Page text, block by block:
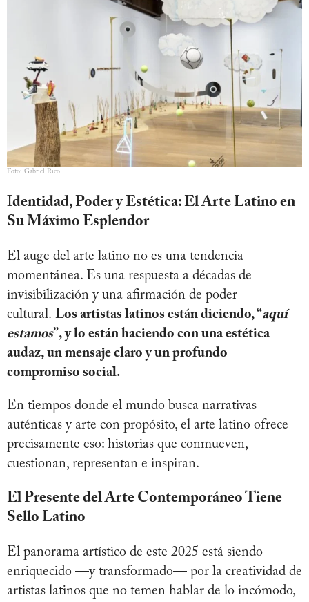
Foto: Gabriel Rico
Identidad, Poder y Estética: El Arte Latino en
Su Máximo Esplendor
El auge del arte latino no es una tendencia
momentánea. Es una respuesta a décadas de
invisibilización y una afirmación de poder
cultural. Los artistas latinos están diciendo, “aquí
estamos”, y lo están haciendo con una estética
audaz, un mensaje claro y un profundo
compromiso social.
En tiempos donde el mundo busca narrativas
auténticas y arte con propósito, el arte latino ofrece
precisamente eso: historias que conmueven,
cuestionan, representan e inspiran.
El Presente del Arte Contemporáneo Tiene
Sello Latino
El panorama artístico de este 2025 está siendo
enriquecido —y transformado— por la creatividad de
artistas latinos que no temen hablar de lo incómodo,